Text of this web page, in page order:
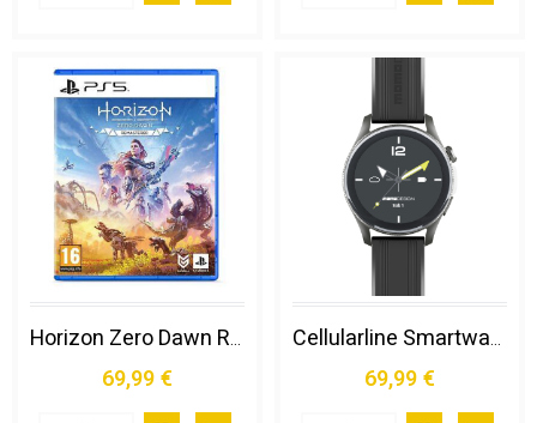
Horizon Zero Dawn Remastered - Ps5
69,99 €
Cellularline Smartwatch Zero - Display Amoled 1.43" Bluetooth - Momo Design
69,99 €